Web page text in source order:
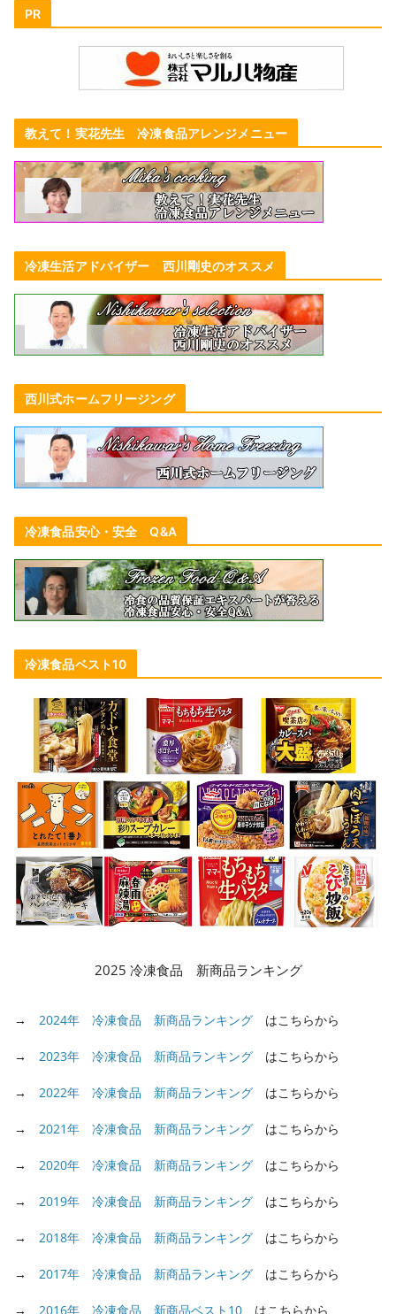
PR
教えて！実花先生 冷凍食品アレンジメニュー
冷凍生活アドバイザー 西川剛史のオススメ
西川式ホームフリージング
冷凍食品安心・安全 Q&A
冷凍食品ベスト10
2025 冷凍食品 新商品ランキング
→ 2024年 冷凍食品 新商品ランキング はこちらから
→ 2023年 冷凍食品 新商品ランキング はこちらから
→ 2022年 冷凍食品 新商品ランキング はこちらから
→ 2021年 冷凍食品 新商品ランキング はこちらから
→ 2020年 冷凍食品 新商品ランキング はこちらから
→ 2019年 冷凍食品 新商品ランキング はこちらから
→ 2018年 冷凍食品 新商品ランキング はこちらから
→ 2017年 冷凍食品 新商品ランキング はこちらから
→ 2016年 冷凍食品 新商品ベスト10 はこちらから